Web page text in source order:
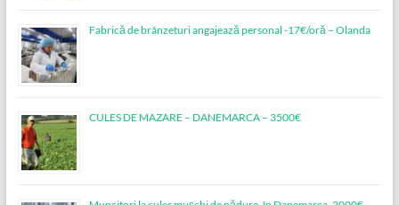
Fabrică de brânzeturi angajează personal -17€/oră – Olanda
CULES DE MAZARE – DANEMARCA – 3500€